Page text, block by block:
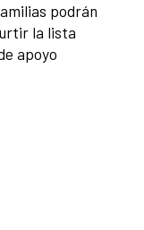
podrán
la lista
apoyo